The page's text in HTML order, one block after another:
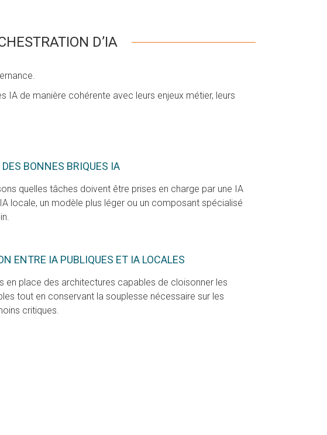
D’IA
de manière cohérente avec leurs enjeux métier, leurs
BONNES BRIQUES IA
quelles tâches doivent être prises en charge par une IA
locale, un modèle plus léger ou un composant spécialisé
ENTRE IA PUBLIQUES ET IA LOCALES
en place des architectures capables de cloisonner les
tout en conservant la souplesse nécessaire sur les
critiques.